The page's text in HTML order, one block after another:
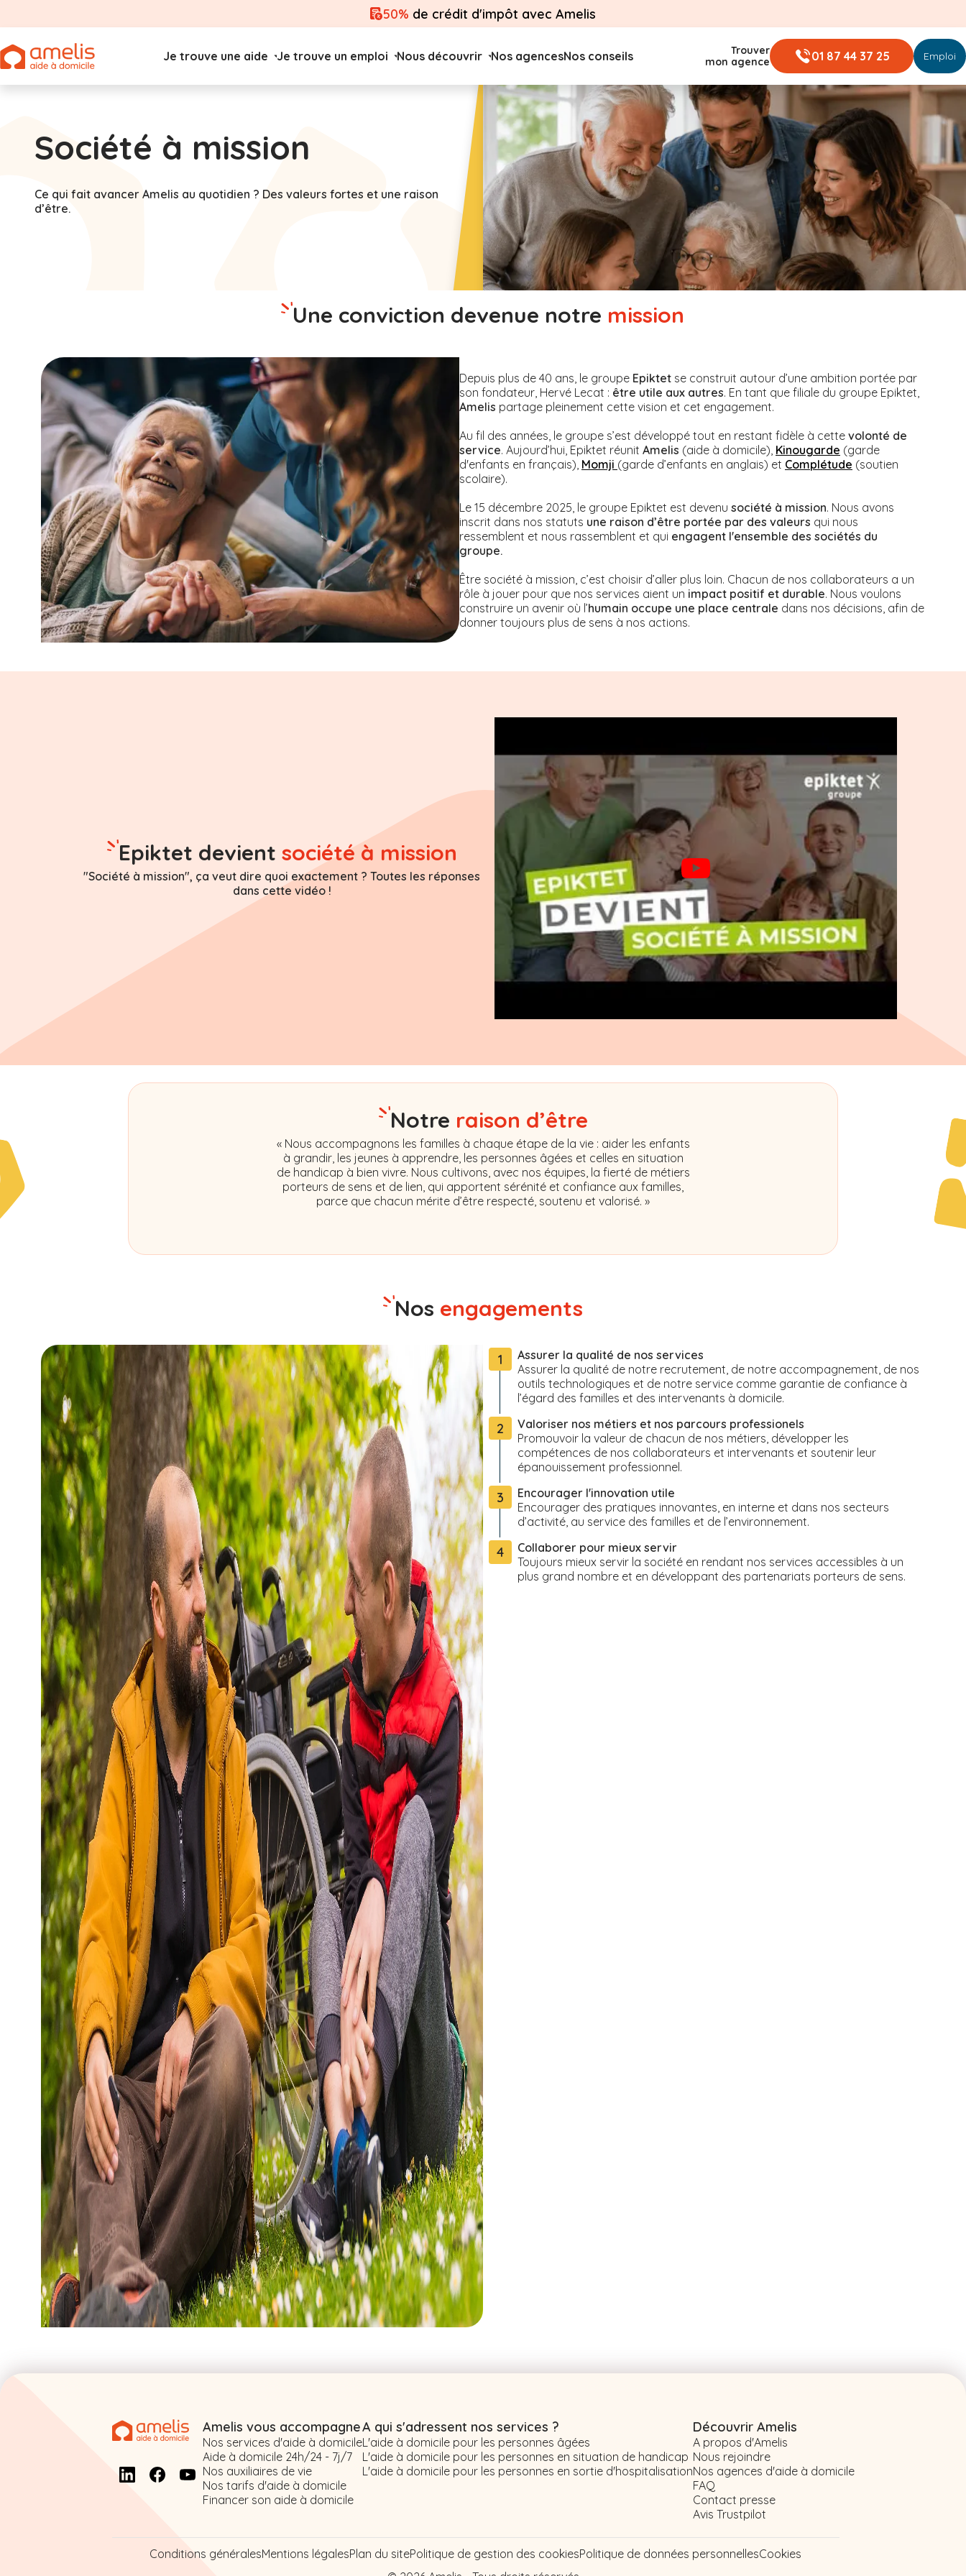
50% de crédit d'impôt avec Amelis
Je trouve une aide Je trouve un emploi Nous découvrir Nos agencesNos conseils
Trouver
mon agence
01 87 44 37 25 Emploi
Société à mission
Ce qui fait avancer Amelis au quotidien ? Des valeurs fortes et une raison
d’être.
Une conviction devenue notre mission
Depuis plus de 40 ans, le groupe Epiktet se construit autour d’une ambition portée par
son fondateur, Hervé Lecat : être utile aux autres. En tant que filiale du groupe Epiktet,
Amelis partage pleinement cette vision et cet engagement.
Au fil des années, le groupe s’est développé tout en restant fidèle à cette volonté de
service. Aujourd’hui, Epiktet réunit Amelis (aide à domicile), Kinougarde (garde
d'enfants en français), Momji (garde d’enfants en anglais) et Complétude (soutien
scolaire).
Le 15 décembre 2025, le groupe Epiktet est devenu société à mission. Nous avons
inscrit dans nos statuts une raison d’être portée par des valeurs qui nous
ressemblent et nous rassemblent et qui engagent l'ensemble des sociétés du
groupe.
Être société à mission, c’est choisir d’aller plus loin. Chacun de nos collaborateurs a un
rôle à jouer pour que nos services aient un impact positif et durable. Nous voulons
construire un avenir où l’humain occupe une place centrale dans nos décisions, afin de
donner toujours plus de sens à nos actions.
Epiktet devient société à mission
"Société à mission", ça veut dire quoi exactement ? Toutes les réponses
dans cette vidéo !
Notre raison d’être
« Nous accompagnons les familles à chaque étape de la vie : aider les enfants
à grandir, les jeunes à apprendre, les personnes âgées et celles en situation
de handicap à bien vivre. Nous cultivons, avec nos équipes, la fierté de métiers
porteurs de sens et de lien, qui apportent sérénité et confiance aux familles,
parce que chacun mérite d’être respecté, soutenu et valorisé. »
Nos engagements
1
Assurer la qualité de nos services
Assurer la qualité de notre recrutement, de notre accompagnement, de nos
outils technologiques et de notre service comme garantie de confiance à
l’égard des familles et des intervenants à domicile.
2
Valoriser nos métiers et nos parcours professionels
Promouvoir la valeur de chacun de nos métiers, développer les
compétences de nos collaborateurs et intervenants et soutenir leur
épanouissement professionnel.
3
Encourager l'innovation utile
Encourager des pratiques innovantes, en interne et dans nos secteurs
d’activité, au service des familles et de l’environnement.
4
Collaborer pour mieux servir
Toujours mieux servir la société en rendant nos services accessibles à un
plus grand nombre et en développant des partenariats porteurs de sens.
Amelis vous accompagne
Nos services d'aide à domicile
Aide à domicile 24h/24 - 7j/7
Nos auxiliaires de vie
Nos tarifs d'aide à domicile
Financer son aide à domicile
A qui s'adressent nos services ?
L'aide à domicile pour les personnes âgées
L'aide à domicile pour les personnes en situation de handicap
L'aide à domicile pour les personnes en sortie d'hospitalisation
Découvrir Amelis
A propos d'Amelis
Nous rejoindre
Nos agences d'aide à domicile
FAQ
Contact presse
Avis Trustpilot
Conditions généralesMentions légalesPlan du sitePolitique de gestion des cookiesPolitique de données personnellesCookies